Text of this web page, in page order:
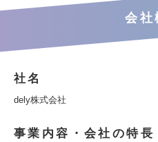
会社
社名
dely株式会社
事業内容・会社の特長